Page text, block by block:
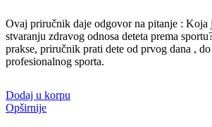
Ovaj priručnik daje odgovor na pitanje : Koja
stvaranju zdravog odnosa deteta prema
prakse, priručnik prati dete od prvog dana , do
profesionalnog sporta.
Dodaj u korpu
Opširnije